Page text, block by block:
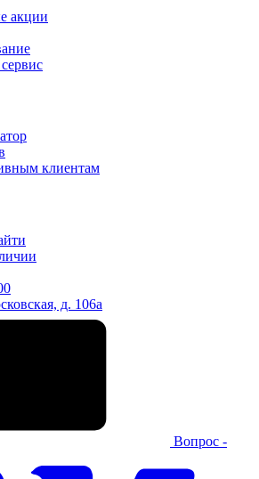
акции
клиентам
д. 106а
Вопрос -